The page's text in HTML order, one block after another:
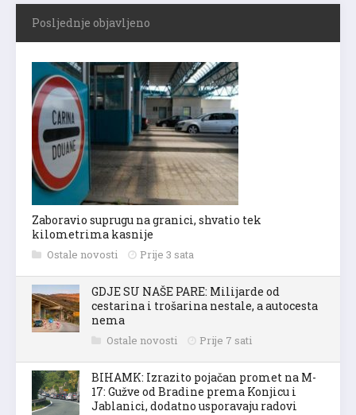
Posljednje objavljeno
Zaboravio suprugu na granici, shvatio tek
kilometrima kasnije
Ostale novosti Prije 3 sata
GDJE SU NAŠE PARE: Milijarde od
cestarina i trošarina nestale, a autocesta
nema
Ostale novosti Prije 7 sati
BIHAMK: Izrazito pojačan promet na M-
17: Gužve od Bradine prema Konjicu i
Jablanici, dodatno usporavaju radovi